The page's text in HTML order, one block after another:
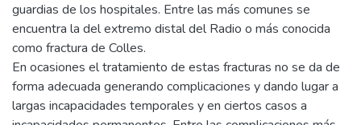
guardias de los hospitales. Entre las más comunes se
encuentra la del extremo distal del Radio o más conocida
como fractura de Colles.
En ocasiones el tratamiento de estas fracturas no se da de
forma adecuada generando complicaciones y dando lugar a
largas incapacidades temporales y en ciertos casos a